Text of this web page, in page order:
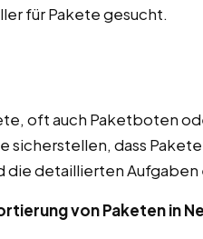
für Pakete gesucht.
oft auch Paketboten
sicherstellen, dass
die detaillierten
von Paketen in